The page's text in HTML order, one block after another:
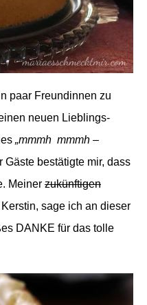
paar Freundinnen zu
neuen Lieblings-
„mmmh mmmh –
Gäste bestätigte mir, dass
Meiner zukünftigen
sage ich an dieser
DANKE für das tolle